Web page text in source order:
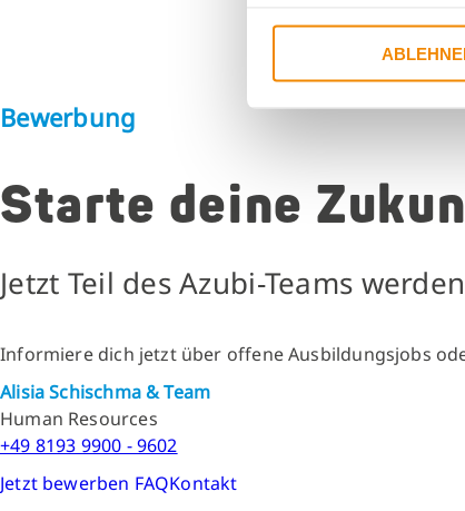
Bewerbung
Starte deine
Jetzt Teil des Azubi-Teams
Informiere dich jetzt über offene Ausbildungsjobs
Alisia Schischma & Team
Human Resources
+49 8193 9900 - 9602
Jetzt bewerben FAQKontakt